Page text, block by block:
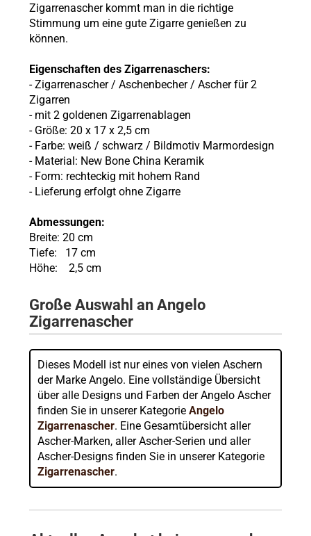
Zigarrenascher kommt man in die richtige
Stimmung um eine gute Zigarre genießen zu
können.
Eigenschaften des Zigarrenaschers:
- Zigarrenascher / Aschenbecher / Ascher für 2
Zigarren
- mit 2 goldenen Zigarrenablagen
- Größe: 20 x 17 x 2,5 cm
- Farbe: weiß / schwarz / Bildmotiv Marmordesign
- Material: New Bone China Keramik
- Form: rechteckig mit hohem Rand
- Lieferung erfolgt ohne Zigarre
Abmessungen:
Breite: 20 cm
Tiefe: 17 cm
Höhe: 2,5 cm
Große Auswahl an Angelo
Zigarrenascher
Dieses Modell ist nur eines von vielen Aschern
der Marke Angelo. Eine vollständige Übersicht
über alle Designs und Farben der Angelo Ascher
finden Sie in unserer Kategorie Angelo
Zigarrenascher. Eine Gesamtübersicht aller
Ascher-Marken, aller Ascher-Serien und aller
Ascher-Designs finden Sie in unserer Kategorie
Zigarrenascher.